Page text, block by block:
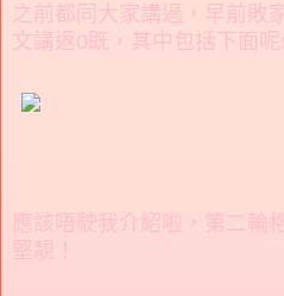
之前都同大家講過，早前敗
文講返0既，其中包括下面呢
應該唔駛我介紹啦，第二輪
堅靚！